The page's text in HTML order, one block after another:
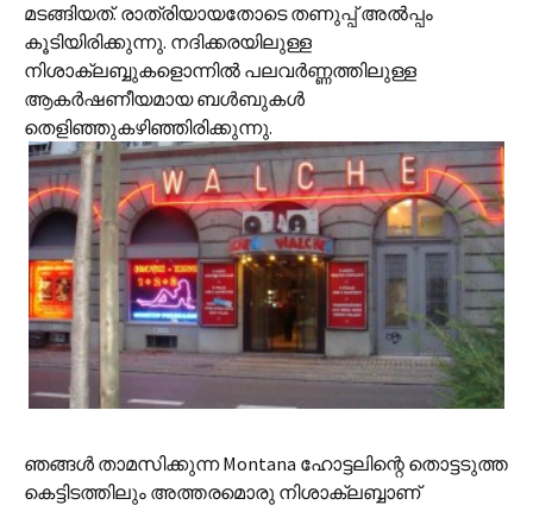
മടങ്ങിയത്. രാത്രിയായതോടെ തണുപ്പ് അല്‍പ്പം
കൂടിയിരിക്കുന്നു. നദിക്കരയിലുള്ള
നിശാക്ലബ്ബുകളൊന്നില്‍ പലവര്‍ണ്ണത്തിലുള്ള
ആകര്‍ഷണീയമായ ബള്‍ബുകള്‍
തെളിഞ്ഞുകഴിഞ്ഞിരിക്കുന്നു.
ഞങ്ങള്‍ താമസിക്കുന്ന Montana ഹോട്ടലിന്റെ തൊട്ടടുത്ത
കെട്ടിടത്തിലും അത്തരമൊരു നിശാക്ലബ്ബാണ്